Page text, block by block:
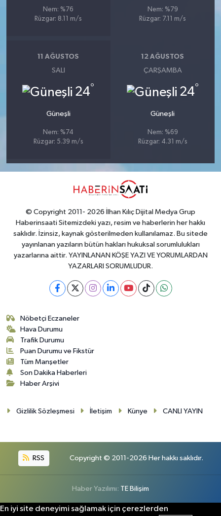
Nem: %76
Rüzgar: 8.11 m/s
Nem: %79
Rüzgar: 7.11 m/s
11 AĞUSTOS
SALI
24°
Güneşli
Nem: %74
Rüzgar: 5.39 m/s
12 AĞUSTOS
ÇARŞAMBA
24°
Güneşli
Nem: %69
Rüzgar: 4.31 m/s
© Copyright 2011- 2026 İlhan Kılıç Dijital Medya Grup
Haberinsaati Sitemizdeki yazı, resim ve haberlerin her hakkı
saklıdır. İzinsiz, kaynak gösterilmeden kullanılamaz. Bu sitede
yayınlanan yazıların bütün hakları hukuksal sorumlulukları
yazarlarına aittir. YAYINLANAN KÖŞE YAZI VE YORUMLARDAN
YAZARLARI SORUMLUDUR.
Nöbetçi Eczaneler
Hava Durumu
Trafik Durumu
Puan Durumu ve Fikstür
Tüm Manşetler
Son Dakika Haberleri
Haber Arşivi
Gizlilik Sözleşmesi İletişim Künye CANLI YAYIN
RSS Copyright © 2011-2026 Her hakkı saklıdır.
Haber Yazılımı: TE Bilişim
En iyi site deneyimi sağlamak için çerezlerden